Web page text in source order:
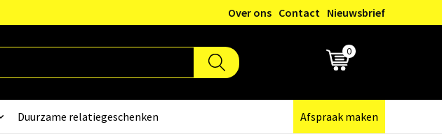
Over ons Contact Nieuwsbrief
0
Duurzame relatiegeschenken Afspraak maken